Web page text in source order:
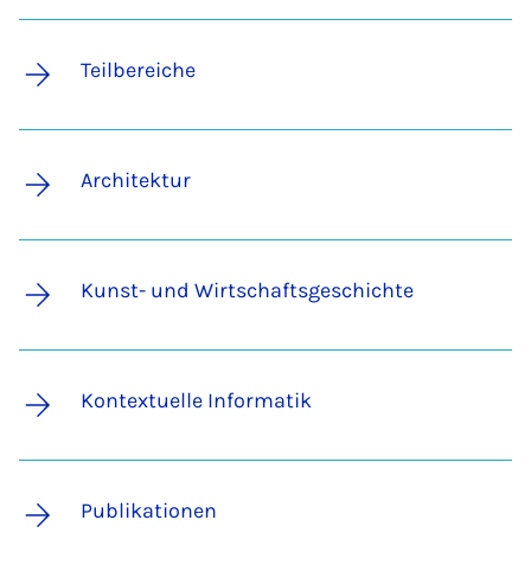
Teilbereiche
Architektur
Kunst- und Wirtschaftsgeschichte
Kontextuelle Informatik
Publikationen